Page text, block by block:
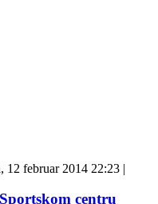
12 februar 2014 22:23 |
centru